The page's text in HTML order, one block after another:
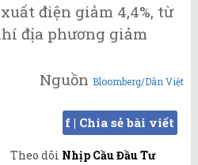
điện giảm 4,4%, từ
địa phương giảm
Nguồn Bloomberg/Dân Việt
f | Chia sẻ bài viết
Theo dõi Nhịp Cầu Đầu Tư